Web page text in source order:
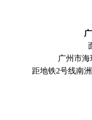
广州市
距地铁2号线南